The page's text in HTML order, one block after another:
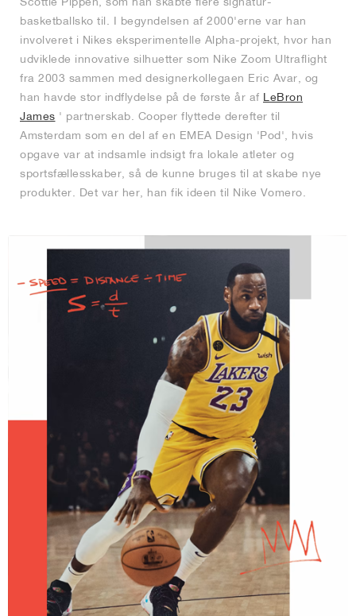
basketballsko til. I begyndelsen af 2000'erne var han
involveret i Nikes eksperimentelle Alpha-projekt, hvor han
udviklede innovative silhuetter som Nike Zoom Ultraflight
fra 2003 sammen med designerkollegaen Eric Avar, og
han havde stor indflydelse på de første år af LeBron
James ' partnerskab. Cooper flyttede derefter til
Amsterdam som en del af en EMEA Design 'Pod', hvis
opgave var at indsamle indsigt fra lokale atleter og
sportsfællesskaber, så de kunne bruges til at skabe nye
produkter. Det var her, han fik ideen til Nike Vomero.